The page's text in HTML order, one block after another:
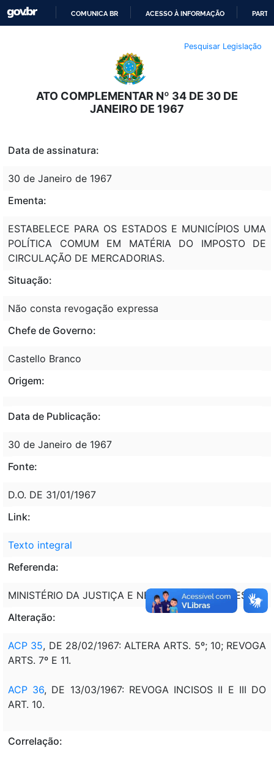
O
CONTEÚDO
COMUNICA BR ACESSO À INFORMAÇÃO
Pesquisar Legislação
ATO COMPLEMENTAR Nº 34 DE 30 DE
JANEIRO DE 1967
Data de assinatura:
30 de Janeiro de 1967
Ementa:
ESTABELECE PARA OS ESTADOS E MUNICÍPIOS UMA
POLÍTICA COMUM EM MATÉRIA DO IMPOSTO DE
CIRCULAÇÃO DE MERCADORIAS.
Situação:
Não consta revogação expressa
Chefe de Governo:
Castello Branco
Origem:
Data de Publicação:
30 de Janeiro de 1967
Fonte:
D.O. DE 31/01/1967
Link:
Texto integral
Referenda:
MINISTÉRIO DA JUSTIÇA E NEGÓCIOS INTERIORES
Alteração:
ACP 35, DE 28/02/1967: ALTERA ARTS. 5º; 10; REVOGA
ARTS. 7º E 11.
ACP 36, DE 13/03/1967: REVOGA INCISOS II E III DO
ART. 10.
Correlação: